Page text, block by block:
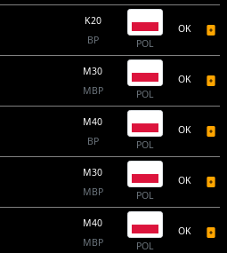
K20
BP
POL
OK
M30
MBP
POL
OK
M40
BP
POL
OK
M30
MBP
POL
OK
M40
MBP
POL
OK